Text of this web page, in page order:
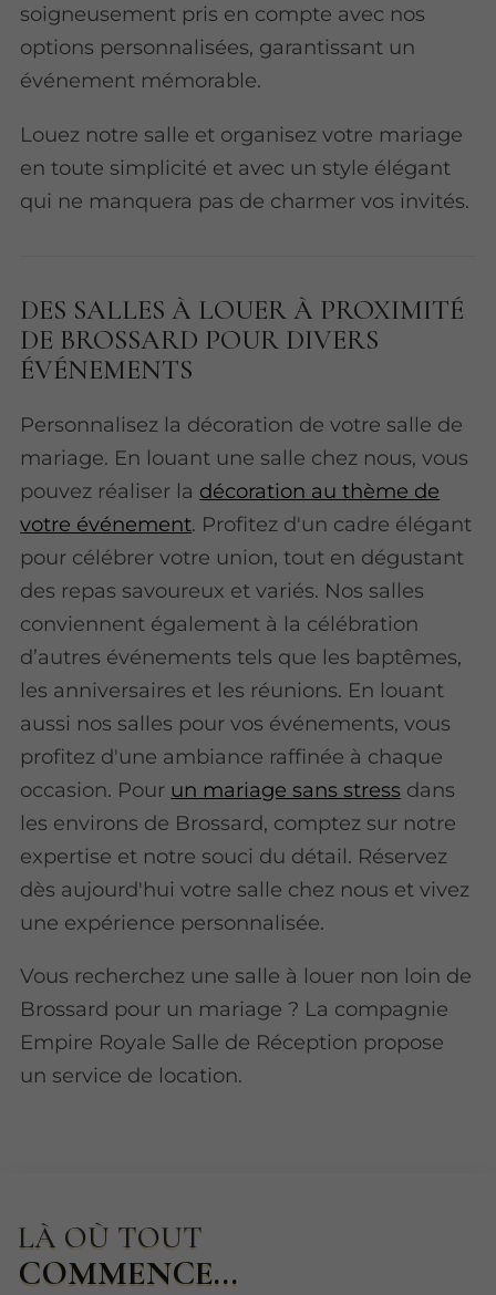
soigneusement pris en compte avec nos
options personnalisées, garantissant un
événement mémorable.
Louez notre salle et organisez votre mariage
en toute simplicité et avec un style élégant
qui ne manquera pas de charmer vos invités.
DES SALLES À LOUER À PROXIMITÉ
DE BROSSARD POUR DIVERS
ÉVÉNEMENTS
Personnalisez la décoration de votre salle de
mariage. En louant une salle chez nous, vous
pouvez réaliser la décoration au thème de
votre événement. Profitez d'un cadre élégant
pour célébrer votre union, tout en dégustant
des repas savoureux et variés. Nos salles
conviennent également à la célébration
d’autres événements tels que les baptêmes,
les anniversaires et les réunions. En louant
aussi nos salles pour vos événements, vous
profitez d'une ambiance raffinée à chaque
occasion. Pour un mariage sans stress dans
les environs de Brossard, comptez sur notre
expertise et notre souci du détail. Réservez
dès aujourd'hui votre salle chez nous et vivez
une expérience personnalisée.
Vous recherchez une salle à louer non loin de
Brossard pour un mariage ? La compagnie
Empire Royale Salle de Réception propose
un service de location.
LÀ OÙ TOUT
COMMENCE...